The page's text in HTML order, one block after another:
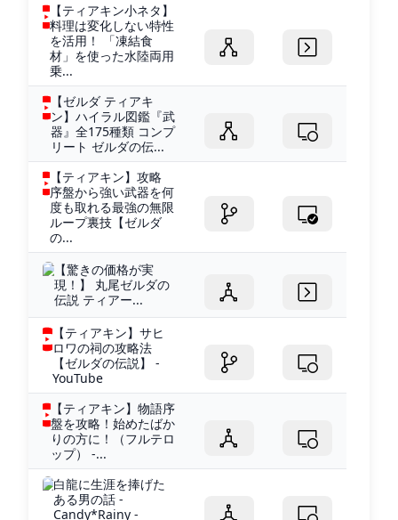
【ティアキン小ネタ】
料理は変化しない特性
を活用！ 「凍結食
材」を使った水陸両用
乗...
【ゼルダ ティアキ
ン】ハイラル図鑑『武
器』全175種類 コンプ
リート ゼルダの伝...
【ティアキン】攻略
序盤から強い武器を何
度も取れる最強の無限
ループ裏技【ゼルダ
の...
【驚きの価格が実
現！】 丸尾ゼルダの
伝説 ティアー...
【ティアキン】サヒ
ロワの祠の攻略法
【ゼルダの伝説】 -
YouTube
【ティアキン】物語序
盤を攻略！始めたばか
りの方に！（フルテロ
ップ） -...
白龍に生涯を捧げた
ある男の話 -
Candy*Rainy -